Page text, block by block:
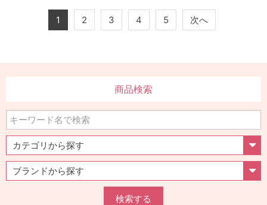
1 2 3 4 5 次へ
商品検索
検索する